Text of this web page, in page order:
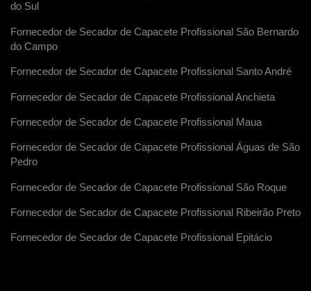
do Sul
Fornecedor de Secador de Capacete Profissional São Bernardo
do Campo
Fornecedor de Secador de Capacete Profissional Santo André
Fornecedor de Secador de Capacete Profissional Anchieta
Fornecedor de Secador de Capacete Profissional Maua
Fornecedor de Secador de Capacete Profissional Águas de São
Pedro
Fornecedor de Secador de Capacete Profissional São Roque
Fornecedor de Secador de Capacete Profissional Ribeirão Preto
Fornecedor de Secador de Capacete Profissional Epitácio